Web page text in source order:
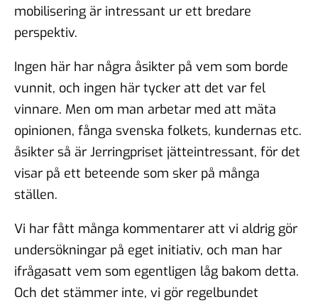
mobilisering är intressant ur ett bredare
perspektiv.
Ingen här har några åsikter på vem som borde
vunnit, och ingen här tycker att det var fel
vinnare. Men om man arbetar med att mäta
opinionen, fånga svenska folkets, kundernas etc.
åsikter så är Jerringpriset jätteintressant, för det
visar på ett beteende som sker på många
ställen.
Vi har fått många kommentarer att vi aldrig gör
undersökningar på eget initiativ, och man har
ifrågasatt vem som egentligen låg bakom detta.
Och det stämmer inte, vi gör regelbundet